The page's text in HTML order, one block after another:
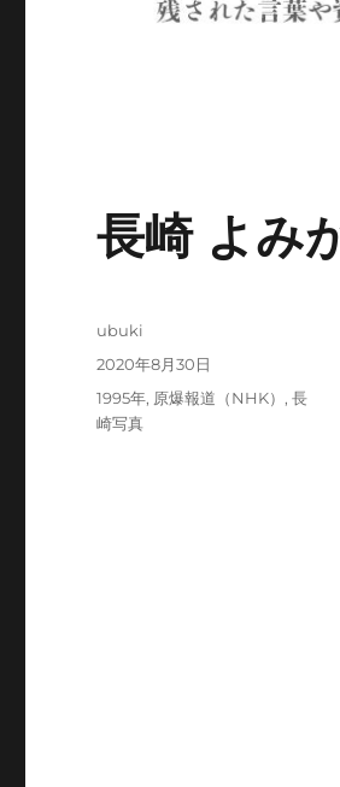
長崎 よみ
投
ubuki
投
日:
2020年8月30日
カ
テ
1995年, 原爆報道（NHK） ,長
崎写真